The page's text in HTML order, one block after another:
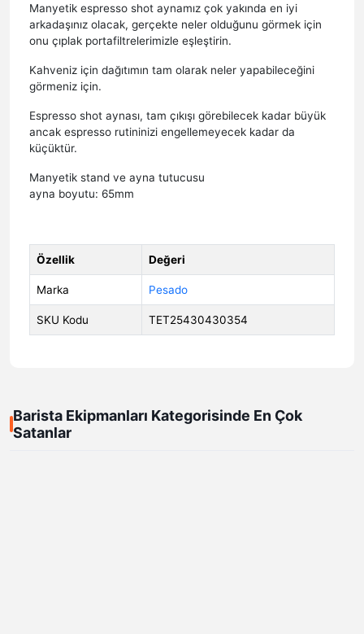
Manyetik espresso shot aynamız çok yakında en iyi
arkadaşınız olacak, gerçekte neler olduğunu görmek için
onu çıplak portafiltrelerimizle eşleştirin.
Kahveniz için dağıtımın tam olarak neler yapabileceğini
görmeniz için.
Espresso shot aynası, tam çıkışı görebilecek kadar büyük
ancak espresso rutininizi engellemeyecek kadar da
küçüktür.
Manyetik stand ve ayna tutucusu
ayna boyutu: 65mm
Özellik Değeri
Marka Pesado
SKU Kodu TET25430430354
Barista Ekipmanları Kategorisinde En Çok
Satanlar